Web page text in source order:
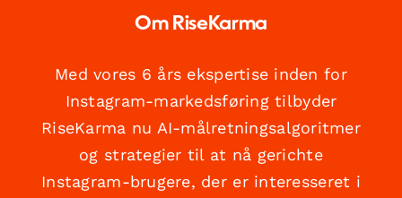
Om RiseKarma
Med vores 6 års ekspertise inden for
Instagram-markedsføring tilbyder
RiseKarma nu AI-målretningsalgoritmer
og strategier til at nå gerichte
Instagram-brugere, der er interesseret i